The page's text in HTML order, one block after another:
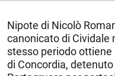
Nipote di Nicolò
canonicato di Cividale
stesso periodo
di Concordia,